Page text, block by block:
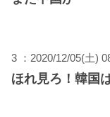
3 ：2020/12/05(土)
ほれ見ろ！韓国